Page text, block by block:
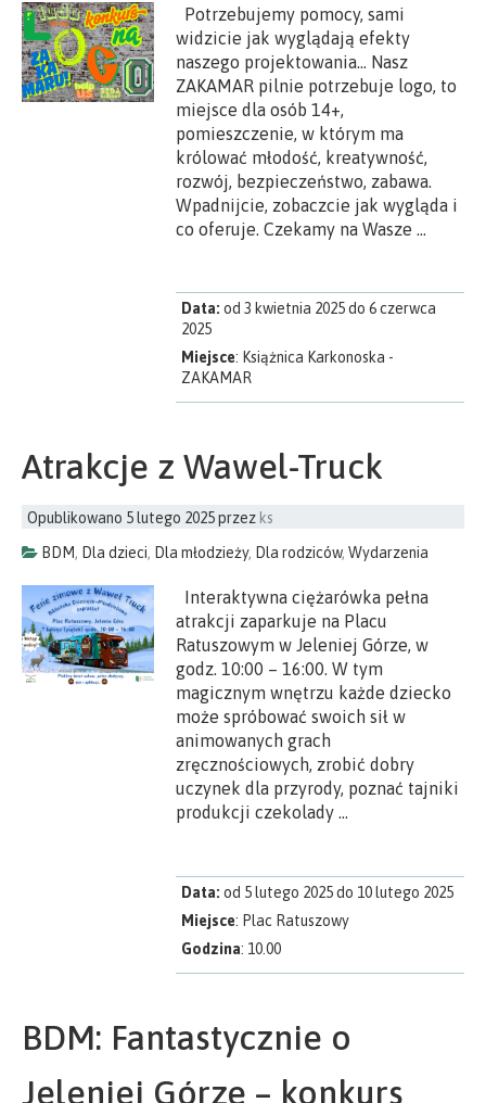
Potrzebujemy pomocy, sami
widzicie jak wyglądają efekty
naszego projektowania… Nasz
ZAKAMAR pilnie potrzebuje logo, to
miejsce dla osób 14+,
pomieszczenie, w którym ma
królować młodość, kreatywność,
rozwój, bezpieczeństwo, zabawa.
Wpadnijcie, zobaczcie jak wygląda i
co oferuje. Czekamy na Wasze …
Data:od 3 kwietnia 2025 do 6 czerwca
2025
Miejsce: Książnica Karkonoska -
ZAKAMAR
Atrakcje z Wawel-Truck
Opublikowano 5 lutego 2025przez ks
BDM, Dla dzieci, Dla młodzieży, Dla rodziców, Wydarzenia
Interaktywna ciężarówka pełna
atrakcji zaparkuje na Placu
Ratuszowym w Jeleniej Górze, w
godz. 10:00 – 16:00. W tym
magicznym wnętrzu każde dziecko
może spróbować swoich sił w
animowanych grach
zręcznościowych, zrobić dobry
uczynek dla przyrody, poznać tajniki
produkcji czekolady …
Data:od 5 lutego 2025 do 10 lutego 2025
Miejsce: Plac Ratuszowy
Godzina: 10.00
BDM: Fantastycznie o
Jeleniej Górze – konkurs